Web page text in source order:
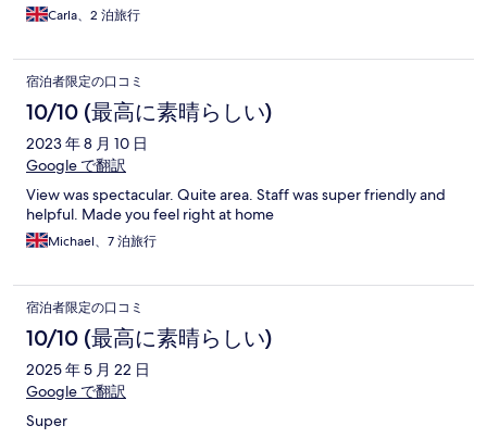
Carla、2 泊旅行
宿泊者限定の口コミ
10/10 (最高に素晴らしい)
2023 年 8 月 10 日
Google で翻訳
View was spectacular. Quite area. Staff was super friendly and
helpful. Made you feel right at home
Michael、7 泊旅行
宿泊者限定の口コミ
10/10 (最高に素晴らしい)
2025 年 5 月 22 日
Google で翻訳
Super